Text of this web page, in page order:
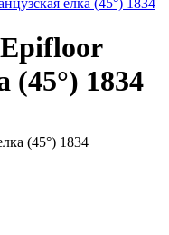
Еpifloor
(45°) 1834
(45°) 1834